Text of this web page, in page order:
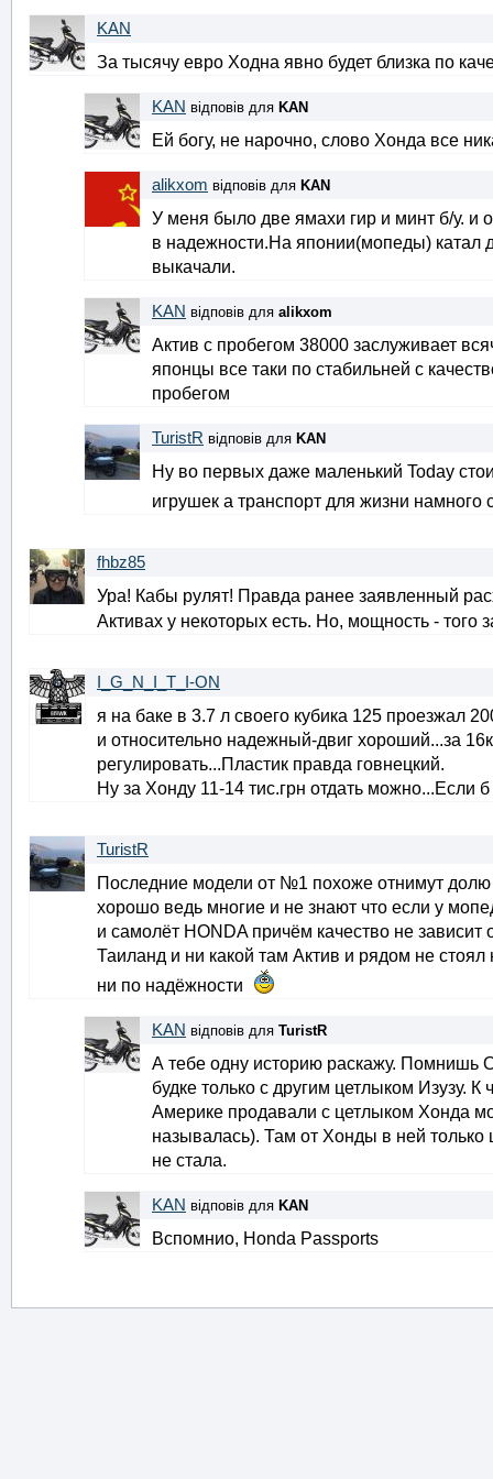
KAN
За тысячу евро Ходна явно будет близка по
KAN відповів для KAN
Ей богу, не нарочно, слово Хонда все
alikxom відповів для KAN
У меня было две ямахи гир и минт б/у. и
в надежности.На японии(мопеды) катал
выкачали.
KAN відповів для alikxom
Актив с пробегом 38000 заслуживает
японцы все таки по стабильней с
пробегом
TuristR відповів для KAN
Ну во первых даже маленький Today
игрушек а транспорт для жизни намного
fhbz85
Ура! Кабы рулят! Правда ранее заявленный
Активах у некоторых есть. Но, мощность - того
I_G_N_I_T_I-ON
я на баке в 3.7 л своего кубика 125 проезжал
и относительно надежный-двиг хороший...за
регулировать...Пластик правда говнецкий.
Ну за Хонду 11-14 тис.грн отдать можно...Если
TuristR
Последние модели от №1 похоже отнимут долю
хорошо ведь многие и не знают что если у
и самолёт HONDA причём качество не
Таиланд и ни какой там Актив и рядом не
ни по надёжности
KAN відповів для TuristR
А тебе одну историю раскажу.
будке только с другим цетлыком Изузу. К
Америке продавали с цетлыком Хонда
называлась). Там от Хонды в ней
не стала.
KAN відповів для KAN
Вспомнио, Honda Passports